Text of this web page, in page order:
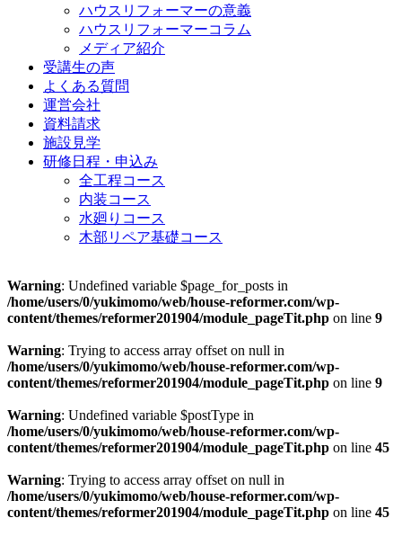
ハウスリフォーマーの意義
ハウスリフォーマーコラム
メディア紹介
受講生の声
よくある質問
運営会社
資料請求
施設見学
研修日程・申込み
全工程コース
内装コース
水廻りコース
木部リペア基礎コース
Warning: Undefined variable $page_for_posts in
/home/users/0/yukimomo/web/house-reformer.com/wp-
content/themes/reformer201904/module_pageTit.php on line 9
Warning: Trying to access array offset on null in
/home/users/0/yukimomo/web/house-reformer.com/wp-
content/themes/reformer201904/module_pageTit.php on line 9
Warning: Undefined variable $postType in
/home/users/0/yukimomo/web/house-reformer.com/wp-
content/themes/reformer201904/module_pageTit.php on line 45
Warning: Trying to access array offset on null in
/home/users/0/yukimomo/web/house-reformer.com/wp-
content/themes/reformer201904/module_pageTit.php on line 45